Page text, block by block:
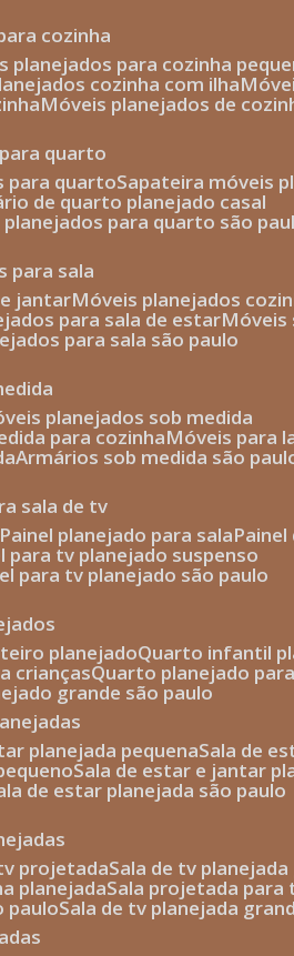
cozinha
planejados para cozinha
cozinha com ilha
móveis planejados de
para quarto
para quarto sapateira móveis
de quarto planejado casal
planejados para quarto são
para sala
e jantar móveis planejados
para sala de estar
para sala são paulo
planejados sob medida
para cozinha móveis
armários sob medida são
sala de tv
painel planejado para sala
para tv planejado suspenso
para tv planejado são paulo
planejado quarto infantil
crianças quarto planejado
grande são paulo
planejada pequena sala de
sala de estar e jantar
de estar planejada são paulo
tv projetada sala de tv
planejada sala projetada para
paulo sala de tv planejada